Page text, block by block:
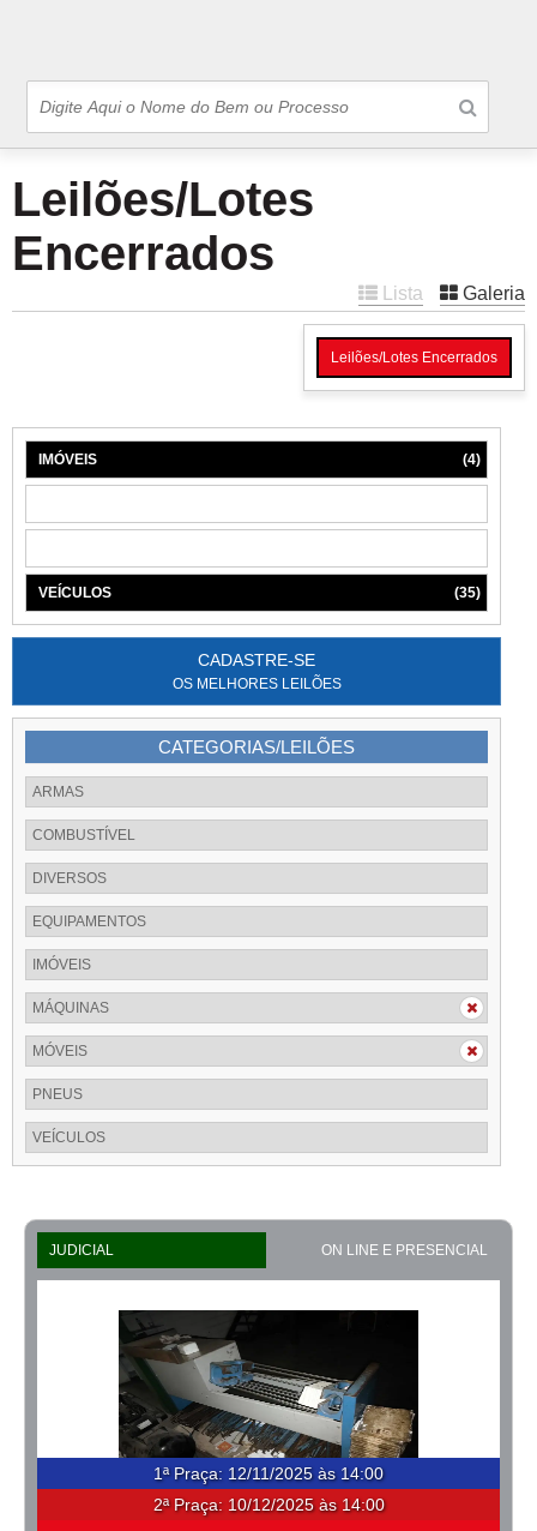
Leilões/Lotes
Encerrados
Lista Galeria
Leilões/Lotes Encerrados
IMÓVEIS (4)
VEÍCULOS (35)
CADASTRE-SE
OS MELHORES LEILÕES
CATEGORIAS/LEILÕES
ARMAS
COMBUSTÍVEL
DIVERSOS
EQUIPAMENTOS
IMÓVEIS
MÁQUINAS
MÓVEIS
PNEUS
VEÍCULOS
JUDICIAL ON LINE E PRESENCIAL
1ª Praça: 12/11/2025 às 14:00
2ª Praça: 10/12/2025 às 14:00